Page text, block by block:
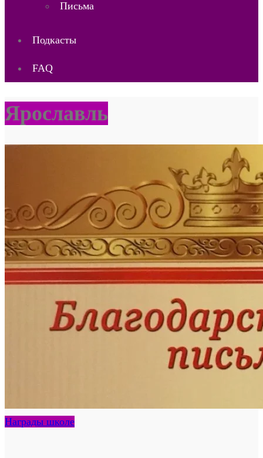
Письма
Подкасты
FAQ
Ярославль
Награды школе